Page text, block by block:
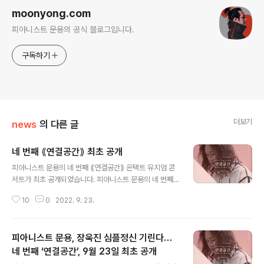
moonyong.com
피아니스트 문용의 공식 블로그입니다.
구독하기
news 의 다른 글 더보기
네 번째 ⟪연결공간⟫ 최초 공개
피아니스트 문용의 네 번째 ⟪연결공간⟫ 온택트 뮤지엄 콘
서트가 최초 공개되었습니다. 피아니스트 문용의 네 번째
유튜브 채널 욱진TV https://bit.ly/3RbTGTS '연결공
:) [ 만족도 조사 참여하기: https://forms.gle/zLzpPSt
Meta34FEv8 ] 네 번째 ⟪연결공간⟫ 만족도 조사 안녕하
세요? 달과 별의 소리, 문타라엔터테인먼트입니다. 피아니
10 0 2022. 9. 23.
피아니스트 문용, 장욱진 심플정신 기린다…
네 번째 ‘연결공간’, 9월 23일 최초 공개